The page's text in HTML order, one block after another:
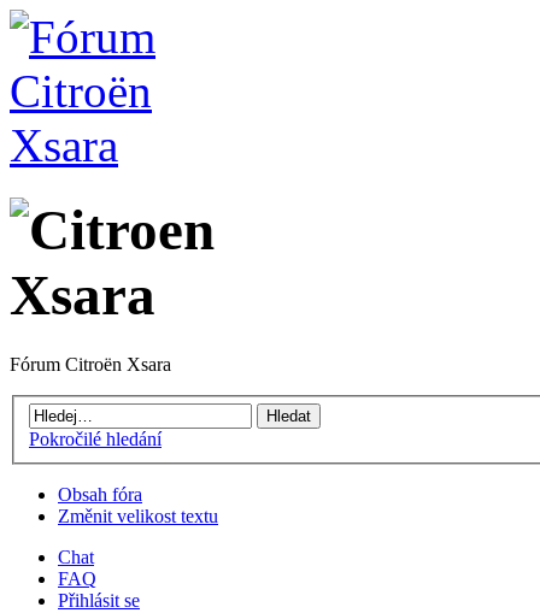
Fórum Citroën Xsara
Pokročilé hledání
Obsah fóra
Změnit velikost textu
Chat
FAQ
Přihlásit se